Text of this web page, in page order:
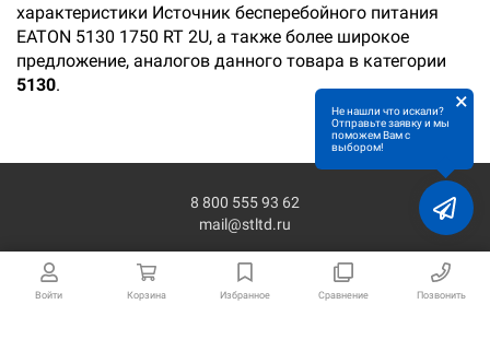
Войти Корзина Избранное Сравнение Позвонить
характеристики Источник бесперебойного питания
EATON 5130 1750 RT 2U, а также более широкое
предложение, аналогов данного товара в категории
5130.
8 800 555 93 62
mail@stltd.ru
Не нашли что искали?
Отправьте заявку и мы
поможем Вам с
выбором!
×